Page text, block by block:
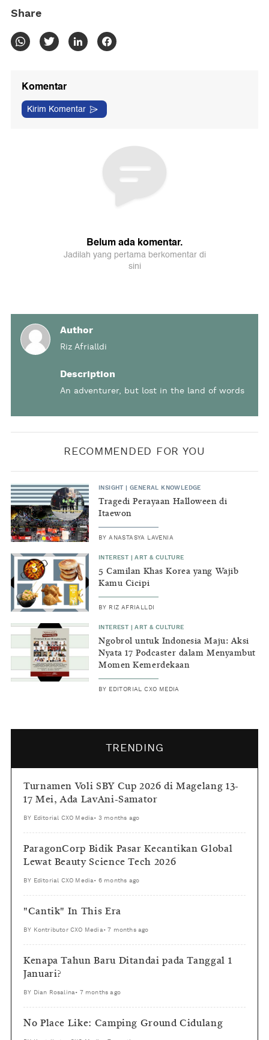
Share
Author
Riz Afrialldi
Description
An adventurer, but lost in the land of words
RECOMMENDED FOR YOU
INSIGHT |GENERAL KNOWLEDGE
Tragedi Perayaan Halloween di
Itaewon
BYANASTASYA LAVENIA
INTEREST |ART & CULTURE
5 Camilan Khas Korea yang Wajib
Kamu Cicipi
BY RIZ AFRIALLDI
INTEREST |ART & CULTURE
Ngobrol untuk Indonesia Maju: Aksi
Nyata 17 Podcaster dalam Menyambut
Momen Kemerdekaan
BY EDITORIAL CXO MEDIA
TRENDING
Turnamen Voli SBY Cup 2026 di Magelang 13-
17 Mei, Ada LavAni-Samator
BY Editorial CXO Media • 3 months ago
ParagonCorp Bidik Pasar Kecantikan Global
Lewat Beauty Science Tech 2026
BY Editorial CXO Media • 6 months ago
"Cantik" In This Era
BY Kontributor CXO Media •7 months ago
Kenapa Tahun Baru Ditandai pada Tanggal 1
Januari?
BY Dian Rosalina • 7 months ago
No Place Like: Camping Ground Cidulang